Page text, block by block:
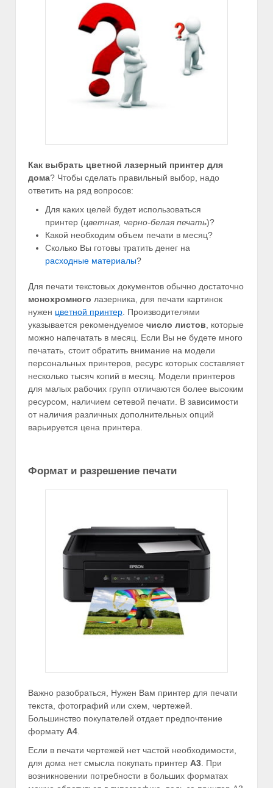
Как выбрать цветной лазерный принтер для
дома? Чтобы сделать правильный выбор, надо
ответить на ряд вопросов:
Для каких целей будет использоваться
принтер (цветная, черно-белая печать)?
Какой необходим объем печати в месяц?
Сколько Вы готовы тратить денег на
расходные материалы?
Для печати текстовых документов обычно достаточно
монохромного лазерника, для печати картинок
нужен цветной принтер . Производителями
указывается рекомендуемое число листов , которые
можно напечатать в месяц. Если Вы не будете много
печатать, стоит обратить внимание на модели
персональных принтеров, ресурс которых составляет
несколько тысяч копий в месяц. Модели принтеров
для малых рабочих групп отличаются более высоким
ресурсом, наличием сетевой печати. В зависимости
от наличия различных дополнительных опций
варьируется цена принтера.
Формат и разрешение печати
Важно разобраться, Нужен Вам принтер для печати
текста, фотографий или схем, чертежей.
Большинство покупателей отдает предпочтение
формату А4
Если в печати чертежей нет частой необходимости,
для дома нет смысла покупать принтер А3 . При
возникновении потребности в больших форматах